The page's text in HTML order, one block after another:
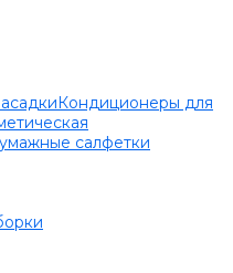
Кондиционеры для
салфетки